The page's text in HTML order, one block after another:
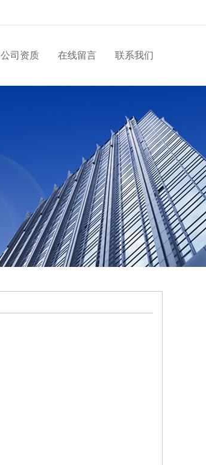
公司资质 在线留言 联系我们